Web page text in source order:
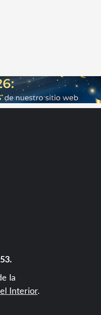
la
Interior.